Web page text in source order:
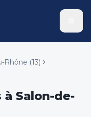
Rhône (13)
Salon-de-